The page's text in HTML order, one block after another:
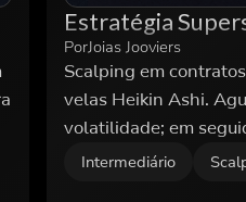
Estratégia
PorJoias Jooviers
Scalping em
velas Heikin Ashi.
volatilidade; em
Intermediário